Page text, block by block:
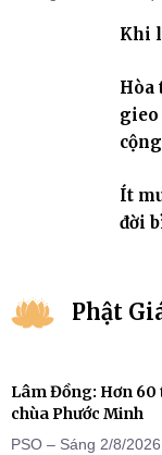
Khi
Ít
đời
Phật
Lâm Đồng: Hơn 60
chùa Phước Minh
PSO – Sáng 2/8/